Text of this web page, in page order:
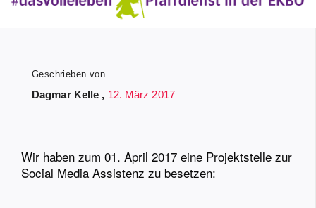
Geschrieben von
Dagmar Kelle , 12. März 2017
Wir haben zum 01. April 2017 eine Projektstelle zur
Social Media Assistenz zu besetzen: